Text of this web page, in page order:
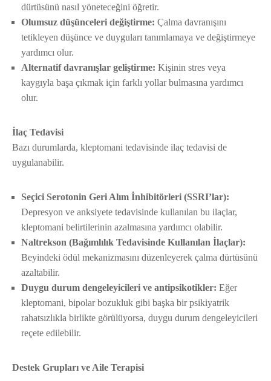
dürtüsünü nasıl yöneteceğini öğretir.
Olumsuz düşünceleri değiştirme: Çalma davranışını
tetikleyen düşünce ve duyguları tanımlamaya ve değiştirmeye
yardımcı olur.
Alternatif davranışlar geliştirme: Kişinin stres veya
kaygıyla başa çıkmak için farklı yollar bulmasına yardımcı
olur.
İlaç Tedavisi
Bazı durumlarda, kleptomani tedavisinde ilaç tedavisi de
uygulanabilir.
Seçici Serotonin Geri Alım İnhibitörleri (SSRI’lar):
Depresyon ve anksiyete tedavisinde kullanılan bu ilaçlar,
kleptomani belirtilerinin azalmasına yardımcı olabilir.
Naltrekson (Bağımlılık Tedavisinde Kullanılan İlaçlar):
Beyindeki ödül mekanizmasını düzenleyerek çalma dürtüsünü
azaltabilir.
Duygu durum dengeleyicileri ve antipsikotikler: Eğer
kleptomani, bipolar bozukluk gibi başka bir psikiyatrik
rahatsızlıkla birlikte görülüyorsa, duygu durum dengeleyicileri
reçete edilebilir.
Destek Grupları ve Aile Terapisi